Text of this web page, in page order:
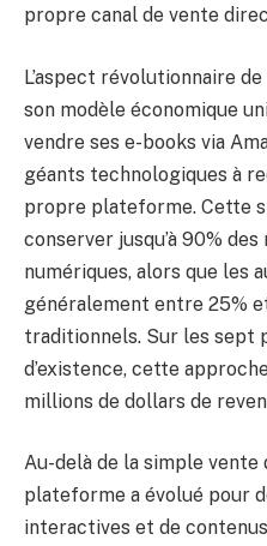
propre canal de vente
L’aspect révolutionnaire de
son modèle économique
vendre ses e-books via
géants technologiques à
propre plateforme. Cette
conserver jusqu’à 90%
numériques, alors que les
généralement entre 25%
traditionnels. Sur les sept
d’existence, cette
millions de dollars de
Au-delà de la simple vente
plateforme a évolué pour
interactives et de